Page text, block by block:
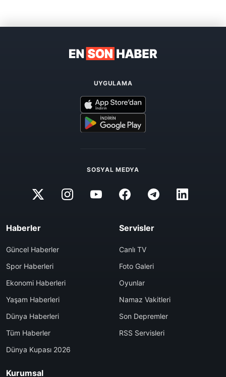
UYGULAMA
SOSYAL MEDYA
Haberler
Güncel Haberler
Spor Haberleri
Ekonomi Haberleri
Yaşam Haberleri
Dünya Haberleri
Tüm Haberler
Dünya Kupası 2026
Servisler
Canlı TV
Foto Galeri
Oyunlar
Namaz Vakitleri
Son Depremler
RSS Servisleri
Kurumsal